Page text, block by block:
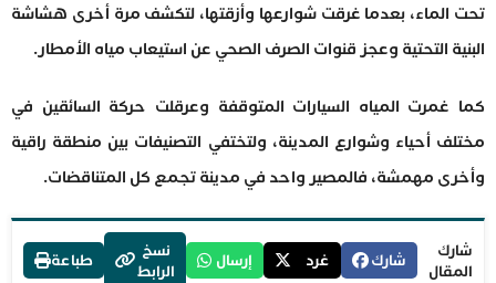
تحت الماء، بعدما غرقت شوارعها وأزقتها، لتكشف مرة أخرى هشاشة
البنية التحتية وعجز قنوات الصرف الصحي عن استيعاب مياه الأمطار.
كما غمرت المياه السيارات المتوقفة وعرقلت حركة السائقين في
مختلف أحياء وشوارع المدينة، ولتختفي التصنيفات بين منطقة راقية
وأخرى مهمشة، فالمصير واحد في مدينة تجمع كل المتناقضات.
شارك
المقال
شارك غرد إرسال
نسخ
الرابط
طباعة